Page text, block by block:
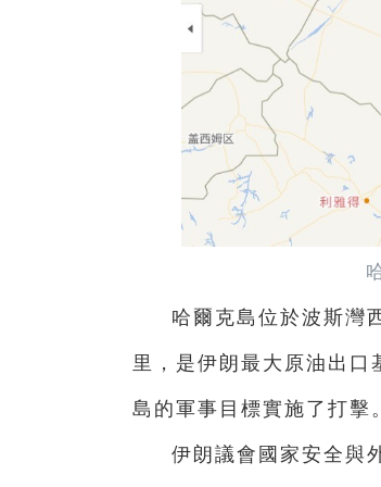
哈爾克島位於波斯灣
里，是伊朗最大原油出
島的軍事目標實施了打擊。
伊朗議會國家安全與